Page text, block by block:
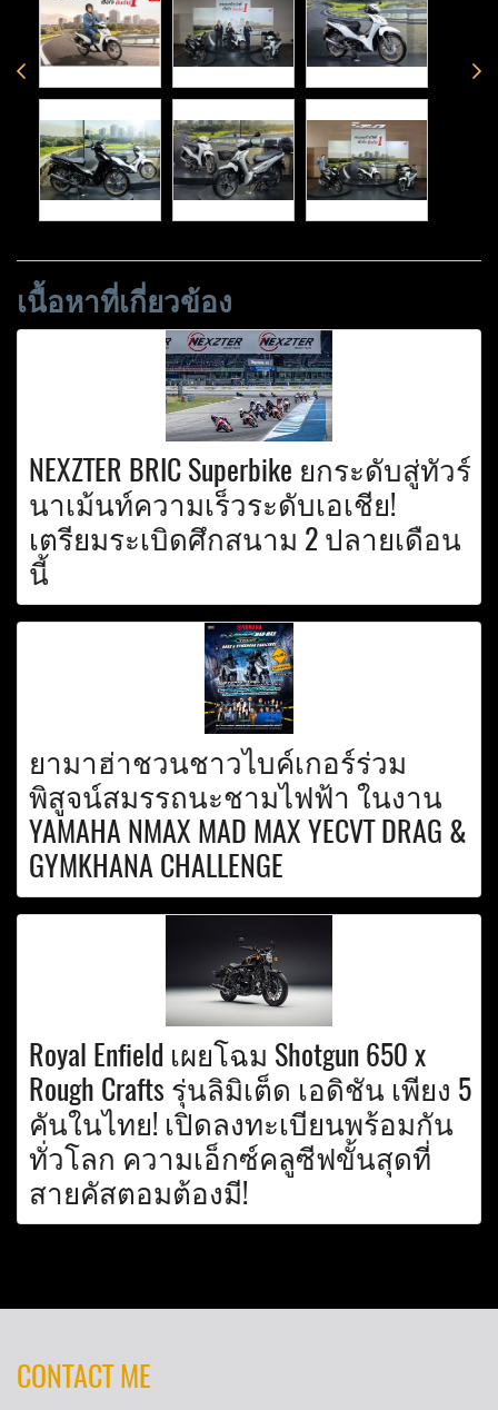
เนื้อหาที่เกี่ยวข้อง
NEXZTER BRIC Superbike ยกระดับสู่ทัวร์
นาเม้นท์ความเร็วระดับเอเชีย!
เตรียมระเบิดศึกสนาม 2 ปลายเดือน
นี้
ยามาฮ่าชวนชาวไบค์เกอร์ร่วม
พิสูจน์สมรรถนะชามไฟฟ้า ในงาน
YAMAHA NMAX MAD MAX YECVT DRAG &
GYMKHANA CHALLENGE
Royal Enfield เผยโฉม Shotgun 650 x
Rough Crafts รุ่นลิมิเต็ด เอดิชัน เพียง 5
คันในไทย! เปิดลงทะเบียนพร้อมกัน
ทั่วโลก ความเอ็กซ์คลูซีฟขั้นสุดที่
สายคัสตอมต้องมี!
CONTACT ME